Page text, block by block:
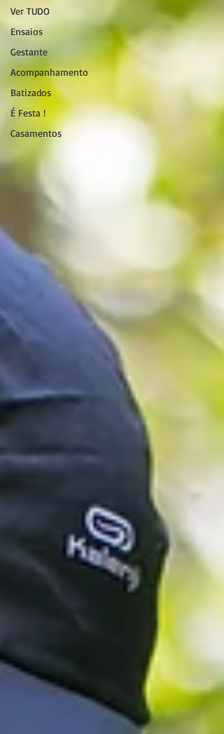
Ver TUDO
Ensaios
Gestante
Acompanhamento
Batizados
É Festa !
Casamentos